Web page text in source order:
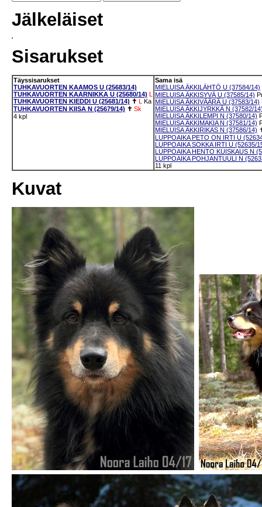
Jälkeläiset
Sisarukset
Täyssisarukset
TUHKAVUORTEN KAAMOS U (25683/14)
TUHKAVUORTEN KAARNIKKA U (25680/14) L
TUHKAVUORTEN KIEDDI U (25681/14) ✝ L Ka
TUHKAVUORTEN KIISA N (25679/14) ✝ Sk
4 kpl
Sama isä
MIELUISA ÄKKILÄHTÖ U (37584/14)
MIELUISA ÄKKISYVÄ U (37585/14)
MIELUISA ÄKKIVÄÄRÄ U (37583/14)
MIELUISA ÄKKIJYRKKÄ N (37582/
MIELUISA ÄKKILEMPI N (37580/14)
MIELUISA ÄKKIMAKIA N (37581/14)
MIELUISA ÄKKIRIKAS N (37586/14)
LUPPOAIKA PETO ON IRTI U
LUPPOAIKA SOKKA IRTI U (52635/
LUPPOAIKA HENTO KUISKAUS N
LUPPOAIKA POHJANTUULI N
11 kpl
Kuvat